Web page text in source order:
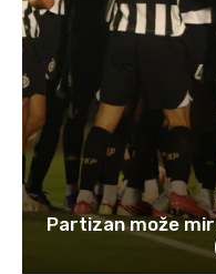
Partizan može